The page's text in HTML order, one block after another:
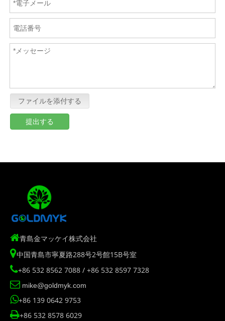
ファイルを添付する
提出する
青島金マッケイ株式会社
中国青島市寧夏路288号2号館15B号室
+86 532 8562 7088 / +86 532 8597 7328
 mike@goldmyk.com
+86 139 0642 9753
+86 532 8578 6029